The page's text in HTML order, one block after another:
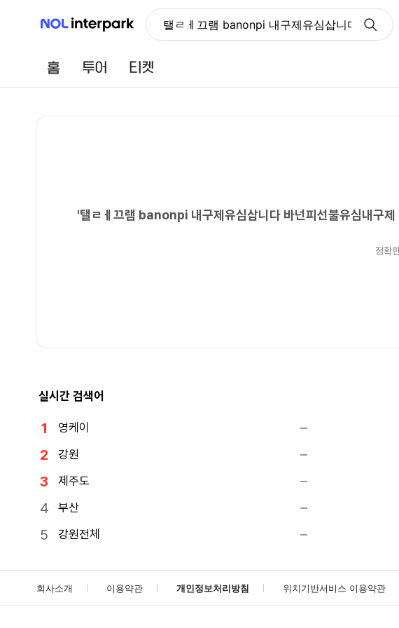
NOL 인터파크 탤ㄹㅔ끄램 banonpi 내구제유심삽니다 바넌
홈 투어
'탤ㄹㅔ끄램 banonpi 내구제유심삽니다 바넌피선불유심내구
정확
실시간 검색어
영케이
강원
제주도
부산
강원전체
회사소개 이용약관 개인정보처리방침 위치기반서비스 이용약관